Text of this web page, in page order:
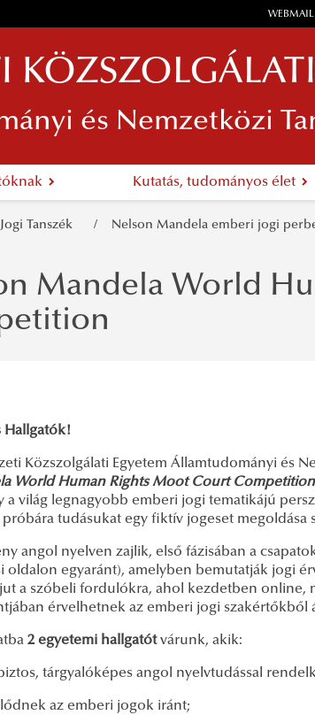
WEBMAIL
és Nemzetközi
Kutatás, tudományos élet
Tanszék Nelson Mandela emberi jogi
Mandela World
Hallgatók!
Közszolgálati Egyetem Államtudományi és
World Human Rights Moot Court Competition
a világ legnagyobb emberi jogi tematikájú
tudásukat egy fiktív jogeset megoldása
angol nyelven zajlik, első fázisában a
oldalon egyaránt), amelyben bemutatják jogi
a szóbeli fordulókra, ahol kezdetben online,
érvelhetnek az emberi jogi szakértőkből
2 egyetemi hallgatótvárunk, akik:
tárgyalóképes angol nyelvtudással
az emberi jogok iránt;